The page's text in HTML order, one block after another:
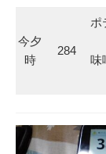
今夕
時
284
ポ
味